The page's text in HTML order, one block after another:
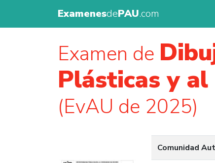
ExamenesdePAU.com
Examen de
Plásticas y al
(EvAU de 2025)
Comunidad